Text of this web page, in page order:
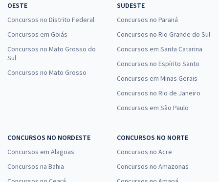
OESTE
Concursos no Distrito Federal
Concursos em Goiás
Concursos no Mato Grosso do
Sul
Concursos no Mato Grosso
SUDESTE
Concursos no Paraná
Concursos no Rio Grande do Sul
Concursos em Santa Catarina
Concursos no Espírito Santo
Concursos em Minas Gerais
Concursos no Rio de Janeiro
Concursos em São Paulo
CONCURSOS NO NORDESTE
Concursos em Alagoas
Concursos na Bahia
CONCURSOS NO NORTE
Concursos no Acre
Concursos no Amazonas